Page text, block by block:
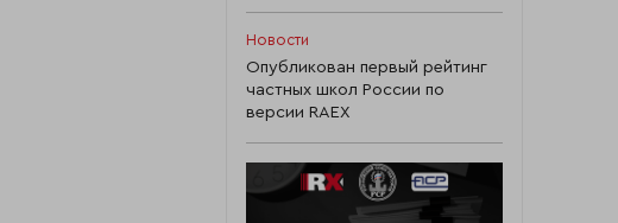
Новости
Опубликован первый рейтинг
частных школ России по
версии RAEX